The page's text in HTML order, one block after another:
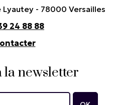
Lyautey - 78000 Versailles
24 88 88
newsletter